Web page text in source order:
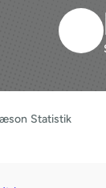
Statistik